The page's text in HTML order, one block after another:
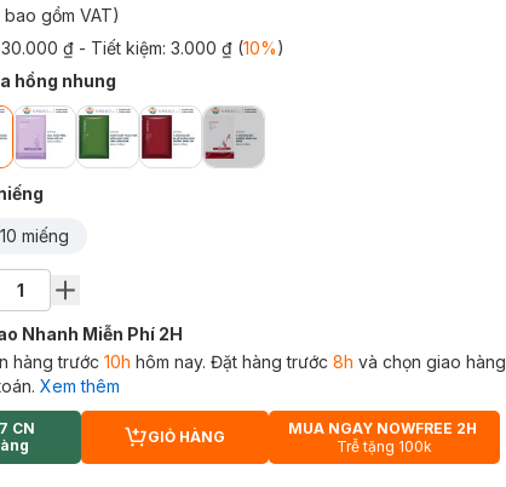
gồm VAT)
30.000 ₫ - Tiết kiệm: 3.000 ₫(10%)
hồng nhung
10 miếng
Nhanh Miễn Phí 2H
hàng trước 10h hôm nay. Đặt hàng trước 8h và chọn giao hàng
Xem thêm
CN
CART PLUS ICON
GIỎ HÀNG
MUA NGAY NOWFREE 2H
Trễ tặng 100k